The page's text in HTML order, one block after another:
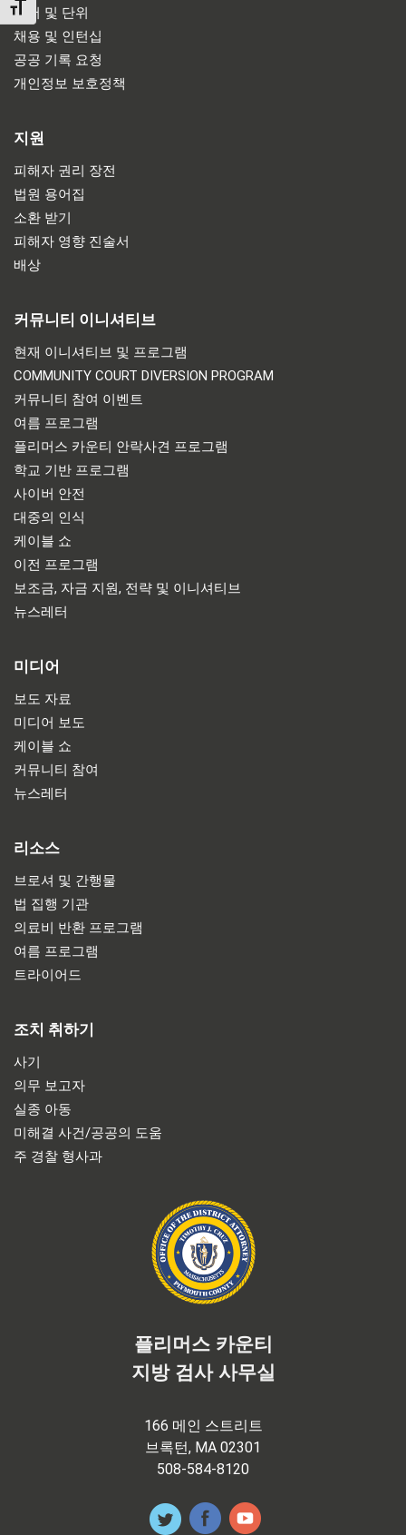
TOGGLE FONT SIZE
부서 및 단위
채용 및 인턴십
공공 기록 요청
개인정보 보호정책
지원
피해자 권리 장전
법원 용어집
소환 받기
피해자 영향 진술서
배상
커뮤니티 이니셔티브
현재 이니셔티브 및 프로그램
COMMUNITY COURT DIVERSION PROGRAM
커뮤니티 참여 이벤트
여름 프로그램
플리머스 카운티 안락사견 프로그램
학교 기반 프로그램
사이버 안전
대중의 인식
케이블 쇼
이전 프로그램
보조금, 자금 지원, 전략 및 이니셔티브
뉴스레터
미디어
보도 자료
미디어 보도
케이블 쇼
커뮤니티 참여
뉴스레터
리소스
브로셔 및 간행물
법 집행 기관
의료비 반환 프로그램
여름 프로그램
트라이어드
조치 취하기
사기
의무 보고자
실종 아동
미해결 사건/공공의 도움
주 경찰 형사과
플리머스 카운티
지방 검사 사무실
166 메인 스트리트
브록턴, MA 02301
508-584-8120